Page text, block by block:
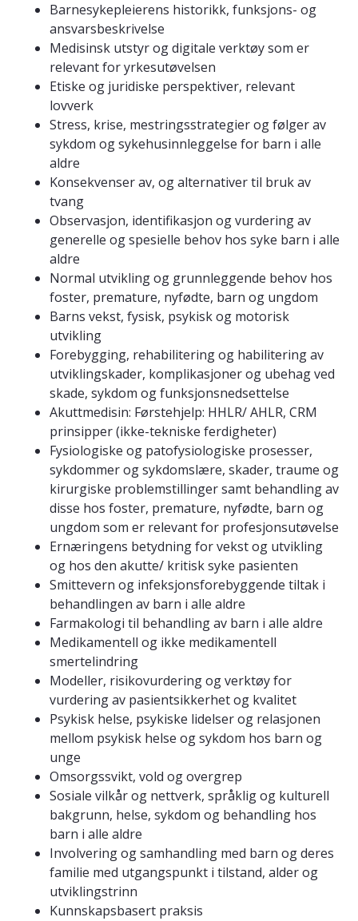
Barnesykepleierens historikk, funksjons- og
ansvarsbeskrivelse
Medisinsk utstyr og digitale verktøy som er
relevant for yrkesutøvelsen
Etiske og juridiske perspektiver, relevant
lovverk
Stress, krise, mestringsstrategier og følger av
sykdom og sykehusinnleggelse for barn i alle
aldre
Konsekvenser av, og alternativer til bruk av
tvang
Observasjon, identifikasjon og vurdering av
generelle og spesielle behov hos syke barn i alle
aldre
Normal utvikling og grunnleggende behov hos
foster, premature, nyfødte, barn og ungdom
Barns vekst, fysisk, psykisk og motorisk
utvikling
Forebygging, rehabilitering og habilitering av
utviklingskader, komplikasjoner og ubehag ved
skade, sykdom og funksjonsnedsettelse
Akuttmedisin: Førstehjelp: HHLR/ AHLR, CRM
prinsipper (ikke-tekniske ferdigheter)
Fysiologiske og patofysiologiske prosesser,
sykdommer og sykdomslære, skader, traume og
kirurgiske problemstillinger samt behandling av
disse hos foster, premature, nyfødte, barn og
ungdom som er relevant for profesjonsutøvelse
Ernæringens betydning for vekst og utvikling
og hos den akutte/ kritisk syke pasienten
Smittevern og infeksjonsforebyggende tiltak i
behandlingen av barn i alle aldre
Farmakologi til behandling av barn i alle aldre
Medikamentell og ikke medikamentell
smertelindring
Modeller, risikovurdering og verktøy for
vurdering av pasientsikkerhet og kvalitet
Psykisk helse, psykiske lidelser og relasjonen
mellom psykisk helse og sykdom hos barn og
unge
Omsorgssvikt, vold og overgrep
Sosiale vilkår og nettverk, språklig og kulturell
bakgrunn, helse, sykdom og behandling hos
barn i alle aldre
Involvering og samhandling med barn og deres
familie med utgangspunkt i tilstand, alder og
utviklingstrinn
Kunnskapsbasert praksis